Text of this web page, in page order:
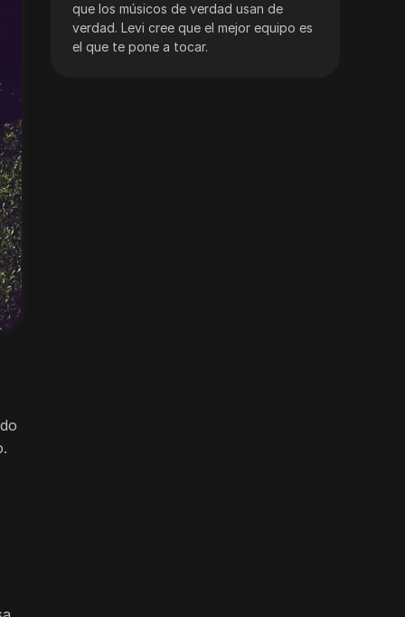
que los músicos de verdad usan de
verdad. Levi cree que el mejor equipo es
el que te pone a tocar.